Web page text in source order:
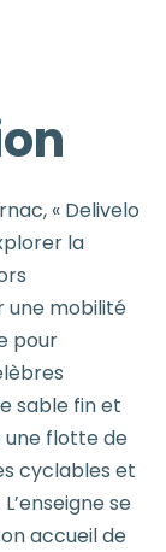
« Delivelo
la
une mobilité
pour
sable fin et
une flotte de
cyclables et
se
accueil de